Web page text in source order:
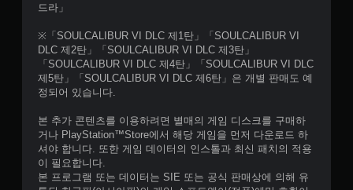
드라」
※「SOULCALIBUR VI DLC 제1탄」「SOULCALIBUR VI
DLC 제2탄」「SOULCALIBUR VI DLC 제3탄」
「SOULCALIBUR VI DLC 제4탄」「SOULCALIBUR VI DLC
제5탄」「SOULCALIBUR VI DLC 제6탄」은 개별 판매도 예
정되어 있습니다.
본 추가 콘텐츠를 이용하려면 별매의 게임 디스크를 구매하
거나 PlayStation™Store에서 해당 게임을 먼저 다운로드 하
셔야 합니다. 또한 게임 데이터의 인스톨과 최신 패치의 적용
이 필요합니다.
본 프로그램 또는 데이터는 SIE 또는 공식 판매상에 의해 유